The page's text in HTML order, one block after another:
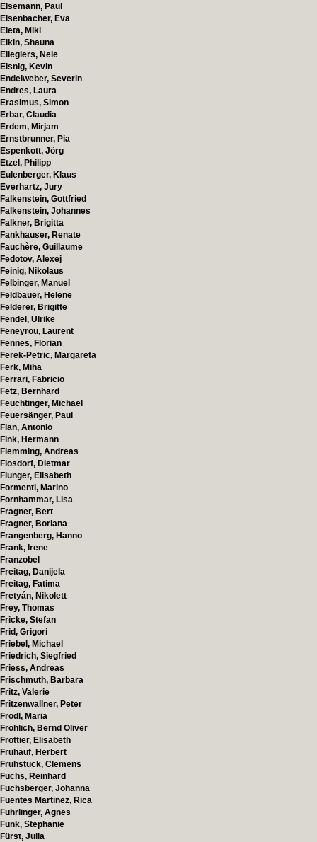
Eisemann, Paul
Eisenbacher, Eva
Eleta, Miki
Elkin, Shauna
Ellegiers, Nele
Elsnig, Kevin
Endelweber, Severin
Endres, Laura
Erasimus, Simon
Erbar, Claudia
Erdem, Mirjam
Ernstbrunner, Pia
Espenkott, Jörg
Etzel, Philipp
Eulenberger, Klaus
Everhartz, Jury
Falkenstein, Gottfried
Falkenstein, Johannes
Falkner, Brigitta
Fankhauser, Renate
Fauchère, Guillaume
Fedotov, Alexej
Feinig, Nikolaus
Felbinger, Manuel
Feldbauer, Helene
Felderer, Brigitte
Fendel, Ulrike
Feneyrou, Laurent
Fennes, Florian
Ferek-Petric, Margareta
Ferk, Miha
Ferrari, Fabricio
Fetz, Bernhard
Feuchtinger, Michael
Feuersänger, Paul
Fian, Antonio
Fink, Hermann
Flemming, Andreas
Flosdorf, Dietmar
Flunger, Elisabeth
Formenti, Marino
Fornhammar, Lisa
Fragner, Bert
Fragner, Boriana
Frangenberg, Hanno
Frank, Irene
Franzobel
Freitag, Danijela
Freitag, Fatima
Fretyán, Nikolett
Frey, Thomas
Fricke, Stefan
Frid, Grigori
Friebel, Michael
Friedrich, Siegfried
Friess, Andreas
Frischmuth, Barbara
Fritz, Valerie
Fritzenwallner, Peter
Frodl, Maria
Fröhlich, Bernd Oliver
Frottier, Elisabeth
Frühauf, Herbert
Frühstück, Clemens
Fuchs, Reinhard
Fuchsberger, Johanna
Fuentes Martinez, Rica
Führlinger, Agnes
Funk, Stephanie
Fürst, Julia